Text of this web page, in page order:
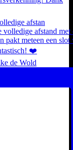
afstan
de Wold